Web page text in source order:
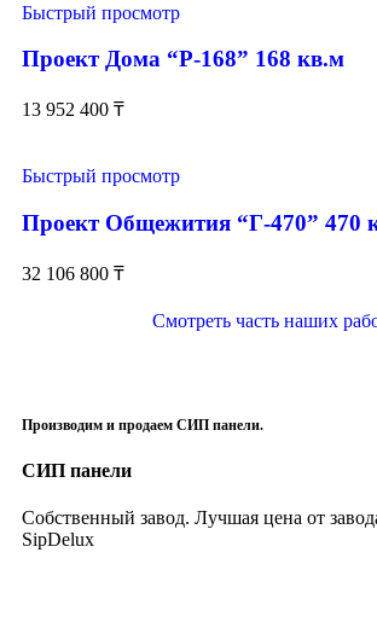
Быстрый просмотр
Проект Дома “Р-168” 168 кв.м
13 952 400 ₸
Быстрый просмотр
Проект Общежития “Г-470” 470
32 106 800 ₸
Смотреть часть наших
Производим и продаем СИП панели.
СИП панели
Собственный завод. Лучшая цена от
SipDelux